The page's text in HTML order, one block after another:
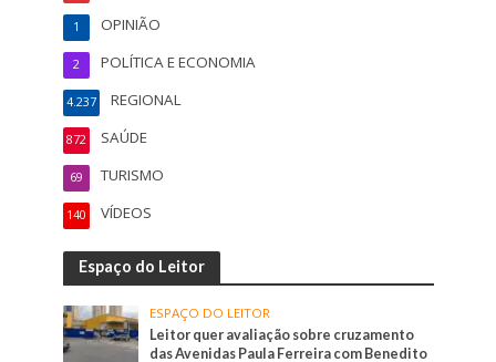
OPINIÃO
1
POLÍTICA E ECONOMIA
2
REGIONAL
4.237
SAÚDE
872
TURISMO
69
VÍDEOS
140
Espaço do Leitor
ESPAÇO DO LEITOR
Leitor quer avaliação sobre cruzamento
das Avenidas Paula Ferreira com Benedito